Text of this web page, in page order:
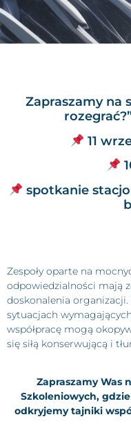
Zapraszamy na
11
spotkanie
Zespoły oparte na
odpowiedzialności mają
doskonalenia organizacji.
sytuacjach
współpracę mogą
się siłą konserwującą i
Zapraszamy Was
Szkoleniowych,
odkryjemy tajniki